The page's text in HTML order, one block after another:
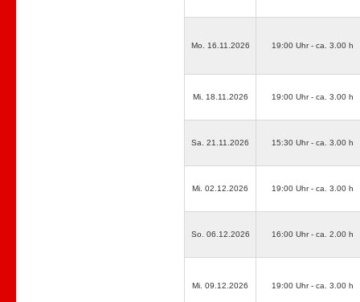
Mo. 16.11.2026 19:00 Uhr - ca. 3.00 h
Mi. 18.11.2026 19:00 Uhr - ca. 3.00 h
Sa. 21.11.2026 15:30 Uhr - ca. 3.00 h
Mi. 02.12.2026 19:00 Uhr - ca. 3.00 h
So. 06.12.2026 16:00 Uhr - ca. 2.00 h
Mi. 09.12.2026 19:00 Uhr - ca. 3.00 h